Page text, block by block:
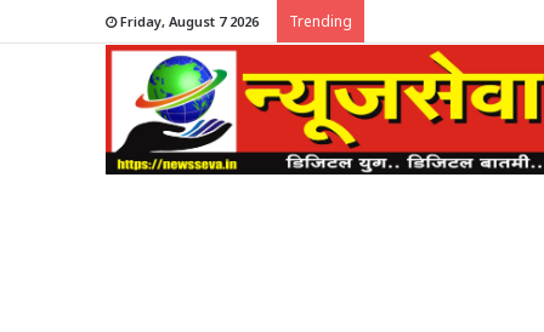
Friday, August 7 2026 Trending